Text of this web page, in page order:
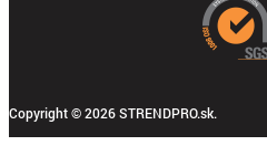
Copyright © 2026 STRENDPRO.sk.